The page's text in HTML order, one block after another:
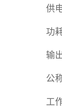
供
功
输
公
工